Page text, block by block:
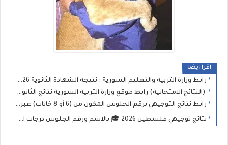
اقرا ايضا
رابط وزارة التربية والتعليم السورية : نتيجة الشهادة الثانوية 2026 نتائج البكالوريا برقم الاكتتاب
(النتائج الامتحانية) رابط موقع وزارة التربية السورية نتائج الثانوية العامة في سوريا 2026 نتيجة البكالوريا حسب الاسم ورقم الاكتتاب
رابط نتائج التوجيهي برقم الجلوس المكون من (6 أو 8 خانات) عبر موقع وزارة التربية والتعليم الفلسطينية
نتائج توجيهي فلسطين 2026 🎓 بالاسم ورقم الجلوس درجات امتحان الثانوية العامة (التوجيهي)